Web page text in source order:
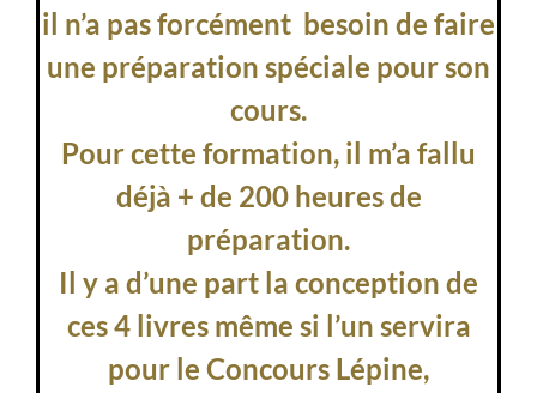
il n’a pas forcément besoin de faire
une préparation spéciale pour son
cours.
Pour cette formation, il m’a fallu
déjà + de 200 heures de
préparation.
Il y a d’une part la conception de
ces 4 livres même si l’un servira
pour le Concours Lépine,